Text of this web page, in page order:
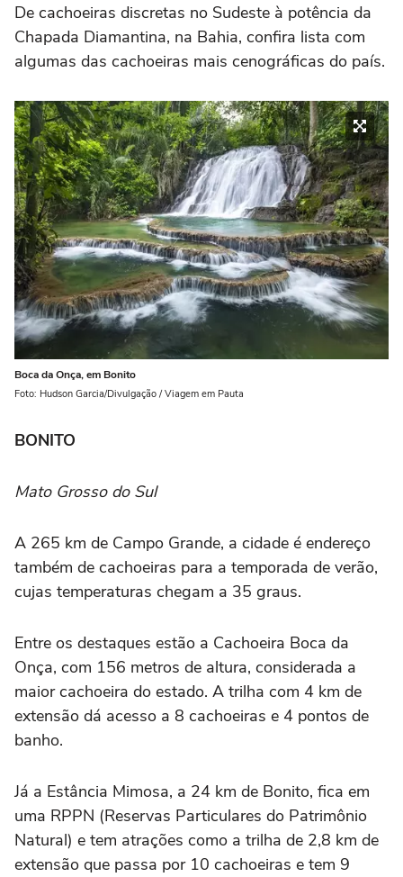
De cachoeiras discretas no Sudeste à potência da
Chapada Diamantina, na Bahia, confira lista com
algumas das cachoeiras mais cenográficas do país.
Boca da Onça, em Bonito
Foto: Hudson Garcia/Divulgação / Viagem em Pauta
BONITO
Mato Grosso do Sul
A 265 km de Campo Grande, a cidade é endereço
também de cachoeiras para a temporada de verão,
cujas temperaturas chegam a 35 graus.
Entre os destaques estão a Cachoeira Boca da
Onça, com 156 metros de altura, considerada a
maior cachoeira do estado. A trilha com 4 km de
extensão dá acesso a 8 cachoeiras e 4 pontos de
banho.
Já a Estância Mimosa, a 24 km de Bonito, fica em
uma RPPN (Reservas Particulares do Patrimônio
Natural) e tem atrações como a trilha de 2,8 km de
extensão que passa por 10 cachoeiras e tem 9